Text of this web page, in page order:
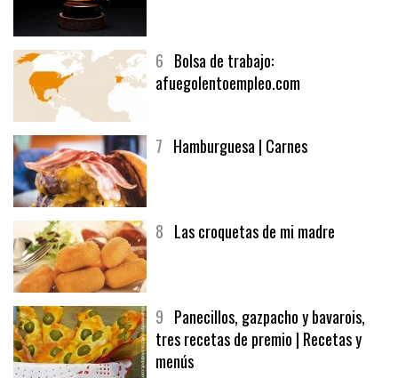
6 Bolsa de trabajo:
afuegolentoempleo.com
7 Hamburguesa | Carnes
8 Las croquetas de mi madre
9 Panecillos, gazpacho y bavarois,
tres recetas de premio | Recetas y
menús